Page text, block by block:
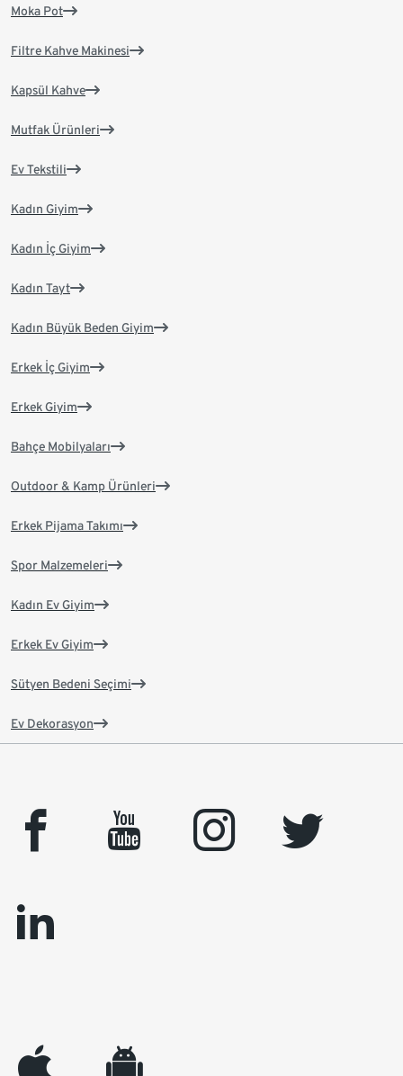
Moka Pot
Filtre Kahve Makinesi
Kapsül Kahve
Mutfak Ürünleri
Ev Tekstili
Kadın Giyim
Kadın İç Giyim
Kadın Tayt
Kadın Büyük Beden Giyim
Erkek İç Giyim
Erkek Giyim
Bahçe Mobilyaları
Outdoor & Kamp Ürünleri
Erkek Pijama Takımı
Spor Malzemeleri
Kadın Ev Giyim
Erkek Ev Giyim
Sütyen Bedeni Seçimi
Ev Dekorasyon
facebook youtube instagram
twitter
linkedin